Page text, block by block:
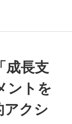
成長支
ントを
クシ